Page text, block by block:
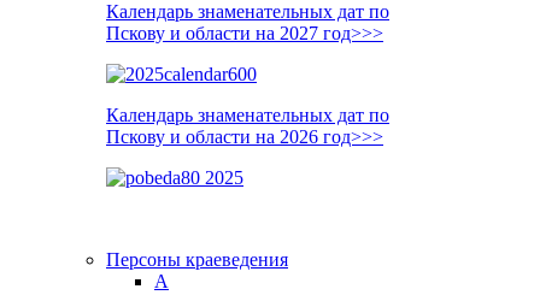
Календарь знаменательных дат по
Пскову и области на 2027 год>>>
Календарь знаменательных дат по
Пскову и области на 2026 год>>>
Персоны краеведения
А